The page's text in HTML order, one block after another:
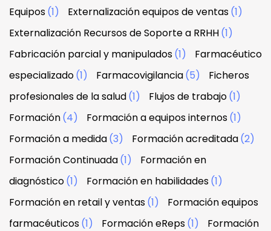
Equipos(1) Externalización equipos de ventas(1)
Externalización Recursos de Soporte a RRHH(1)
Fabricación parcial y manipulados(1)
Farmacéutico
especializado(1) Farmacovigilancia(5)
Ficheros
profesionales de la salud(1) Flujos de trabajo(1)
Formación(4) Formación a equipos internos(1)
Formación a medida(3) Formación acreditada(2)
Formación Continuada(1)
Formación en
diagnóstico(1) Formación en habilidades(1)
Formación en retail y ventas(1)
Formación equipos
farmacéuticos(1) Formación eReps(1)
Formación